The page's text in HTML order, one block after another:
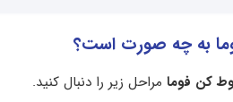
به چه صورت است؟
کن فوما مراحل زیر را دنبال کنید.